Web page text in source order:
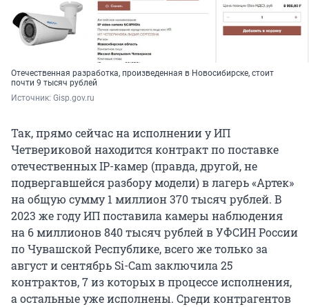
Отечественная разработка, произведенная в Новосибирске, стоит
почти 9 тысяч рублей
Источник: Gisp.gov.ru
Так, прямо сейчас на исполнении у ИП
Четвериковой находится контракт по поставке
отечественных IP-камер (правда, другой, не
подвергавшейся разбору модели) в лагерь «Артек»
на общую сумму 1 миллион 370 тысяч рублей. В
2023 же году ИП поставила камеры наблюдения
на 6 миллионов 840 тысяч рублей в УФСИН России
по Чувашской Республике, всего же только за
август и сентябрь Si-Cam заключила 25
контрактов, 7 из которых в процессе исполнения,
а остальные уже исполнены. Среди контрагентов